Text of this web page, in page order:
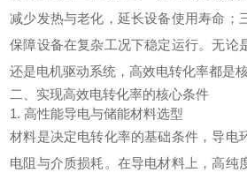
减少发热与老化，延长设备使用寿命；
保障设备在复杂工况下稳定运行。无论
还是电机驱动系统，高效电转化率都是
二、实现高效电转化率的核心条件
1. 高性能导电与储能材料选型
材料是决定电转化率的基础条件，导电
电阻与介质损耗。在导电材料上，高纯